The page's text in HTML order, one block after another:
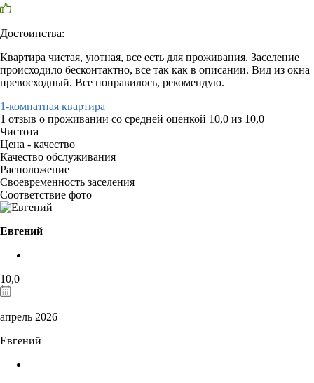
Достоинства:
Квартира чистая, уютная, все есть для проживания. Заселение
происходило бесконтактно, все так как в описании. Вид из окна
превосходный. Все понравилось, рекомендую.
1-комнатная квартира
1 отзыв о проживании со средней оценкой 10,0 из 10,0
Чистота
Цена - качество
Качество обслуживания
Расположение
Своевременность заселения
Соответствие фото
Евгений
10,0
апрель 2026
Евгений